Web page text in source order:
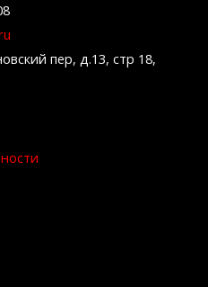
пер, д.13, стр 18,